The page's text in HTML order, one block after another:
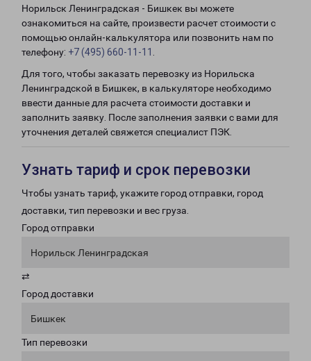
Норильск Ленинградская - Бишкек вы можете
ознакомиться на сайте, произвести расчет стоимости с
помощью онлайн-калькулятора или позвонить нам по
телефону: +7 (495) 660-11-11
Для того, чтобы заказать перевозку из Норильска
Ленинградской в Бишкек, в калькуляторе необходимо
ввести данные для расчета стоимости доставки и
заполнить заявку. После заполнения заявки с вами для
уточнения деталей свяжется специалист ПЭК.
Узнать тариф и срок перевозки
Чтобы узнать тариф, укажите город отправки, город
доставки, тип перевозки и вес груза.
Город отправки
Норильск Ленинградская
⇄
Город доставки
Бишкек
Тип перевозки